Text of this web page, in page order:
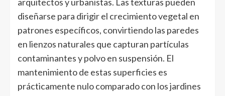
diseñarse para dirigir el crecimiento vegetal en
patrones específicos, convirtiendo las paredes
en lienzos naturales que capturan partículas
contaminantes y polvo en suspensión. El
mantenimiento de estas superficies es
prácticamente nulo comparado con los jardines